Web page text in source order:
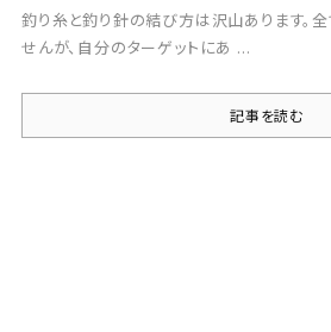
釣り糸と釣り針の結び方は沢山あります。
せんが、自分のターゲットにあ ...
記事を読む